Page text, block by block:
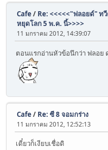
Cafe/ Re: <<<<<"ฟลอยด์" ท
หยุดโลก 5 พ.ค. นี้>>>>
11 มกราคม 2012, 14:39:07
ตอนแรกอ่านหัวข้อนึกว่า ฟลอย
Cafe/ Re: ซี 8 จอมกร่าง
11 มกราคม 2012, 12:52:13
เดี๋ยวก็เงียบเชื่อดิ